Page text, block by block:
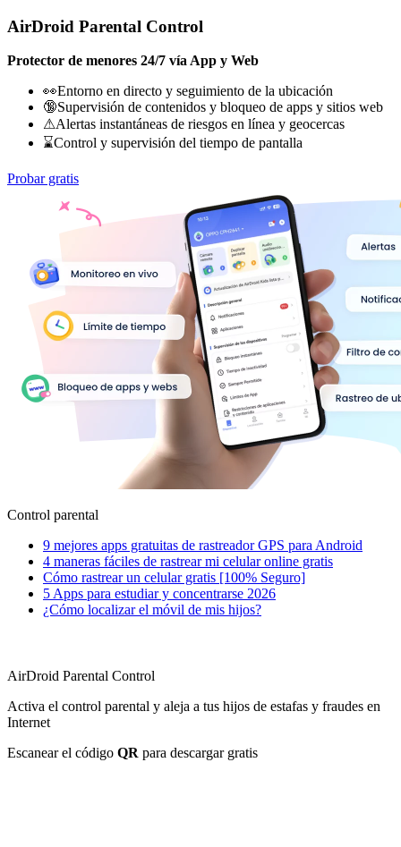
AirDroid Parental Control
Protector de menores 24/7 vía App y Web
👀Entorno en directo y seguimiento de la ubicación
🔞Supervisión de contenidos y bloqueo de apps y sitios web
⚠Alertas instantáneas de riesgos en línea y geocercas
⌛Control y supervisión del tiempo de pantalla
Probar gratis
Control parental
9 mejores apps gratuitas de rastreador GPS para Android
4 maneras fáciles de rastrear mi celular online gratis
Cómo rastrear un celular gratis [100% Seguro]
5 Apps para estudiar y concentrarse 2026
¿Cómo localizar el móvil de mis hijos?
AirDroid Parental Control
Activa el control parental y aleja a tus hijos de estafas y fraudes en
Internet
Escanear el código QR para descargar gratis